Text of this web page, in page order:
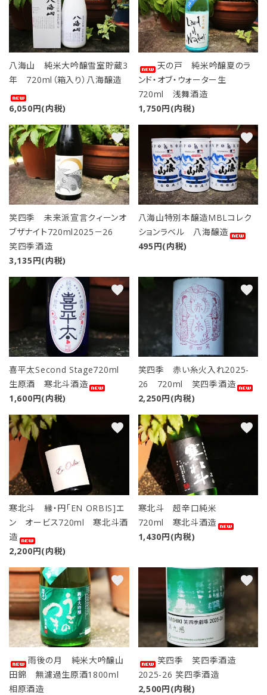
八海山 純米大吟醸雪室貯蔵3
年 720ml（箱入り）八海醸造
6,050円(内税)
天の戸 純米吟醸夏のラ
ンド・オブ・ウォーター生
720ml 浅舞酒造
1,750円(内税)
笑四季 未来派宣言クィーンオ
ブザナイト720ml2025－26
笑四季酒造
3,135円(内税)
favorite
八海山特別本醸造MBLコレク
ションラベル 八海醸造
495円(内税)
favorite
喜平太Second Stage720ml
生原酒 寒北斗酒造
1,600円(内税)
favorite
笑四季 赤い糸火入れ2025-
26 720ml 笑四季酒造
2,250円(内税)
favorite
寒北斗 縁・円「EN ORBIS]エ
ン オービス720ml 寒北斗酒
造
2,200円(内税)
favorite
寒北斗 超辛口純米
720ml 寒北斗酒造
1,430円(内税)
favorite
雨後の月 純米大吟醸山
田錦 無濾過生原酒1800ml
相原酒造
favorite
笑四季 笑四季酒造
2025-26 笑四季酒造
2,500円(内税)
favorite
キーワード
カテゴリー